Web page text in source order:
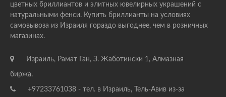
цветных бриллиантов и элитных ювелирных украшений с
натуральными фенси. Купить бриллианты на условиях
самовывоза из Израиля гораздо выгоднее, чем в розничных
магазинах.
Израиль, Рамат Ган, З. Жаботински 1, Алмазная
биржа.
+97233761038 - тел. в Израиль, Тель-Авив из-за